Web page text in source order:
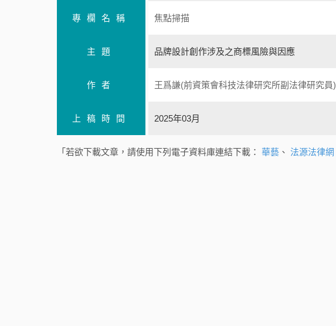
專欄名稱 焦點掃描
主題 品牌設計創作涉及之商標風險與因應
作者 王爲謙(前資策會科技法律研究所副法律研究員)
上稿時間 2025年03月
「若欲下載文章，請使用下列電子資料庫連結下載： 華藝 、 法源法律網